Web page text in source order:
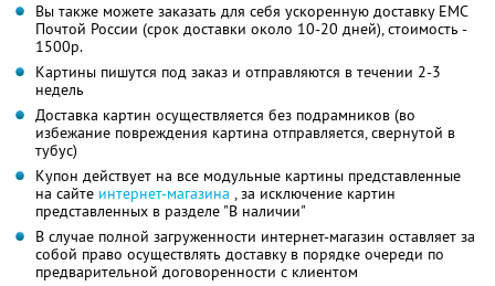
Вы также можете заказать для себя ускоренную доставку ЕМС
Почтой России (срок доставки около 10-20 дней), стоимость -
1500р.
Картины пишутся под заказ и отправляются в течении 2-3
недель
Доставка картин осуществляется без подрамников (во
избежание повреждения картина отправляется, свернутой в
тубус)
Купон действует на все модульные картины представленные
на сайте интернет-магазина , за исключение картин
представленных в разделе "В наличии"
В случае полной загруженности интернет-магазин оставляет за
собой право осуществлять доставку в порядке очереди по
предварительной договоренности с клиентом